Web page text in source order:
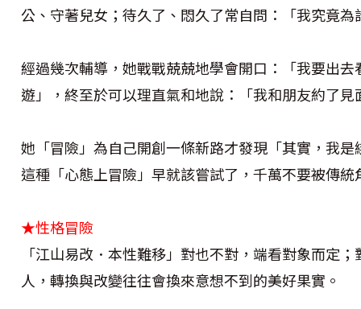
公、守著兒女；待久了、悶久了常自問：「我究竟為
經過幾次輔導，她戰戰兢兢地學會開口：「我要出
遊」，終至於可以理直氣和地說：「我和朋友約了見
她「冒險」為自己開創一條新路才發現「其實，我
這種「心態上冒險」早就該嘗試了，千萬不要被傳
★性格冒險
「江山易改．本性難移」對也不對，端看對象而定
人，轉換與改變往往會換來意想不到的美好果實。